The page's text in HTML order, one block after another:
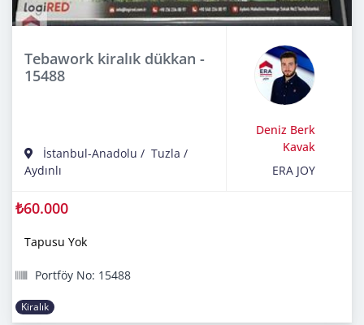
Tebawork kiralık dükkan -
15488
İstanbul-Anadolu / Tuzla /
Aydınlı
Deniz Berk
Kavak
ERA JOY
₺60.000
Tapusu Yok
Portföy No: 15488
Kiralık